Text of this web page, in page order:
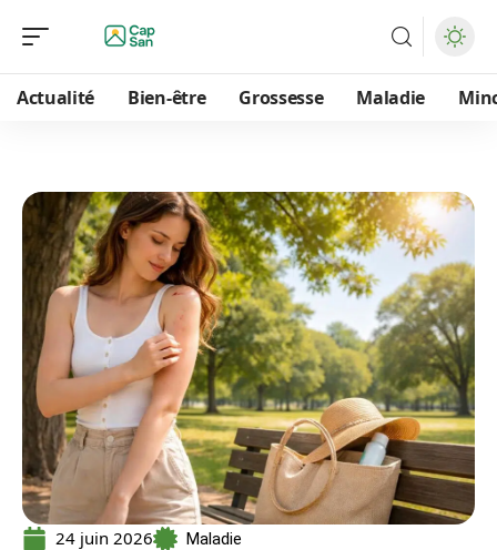
Actualité Bien-être Grossesse Maladie
24 juin 2026 Maladie